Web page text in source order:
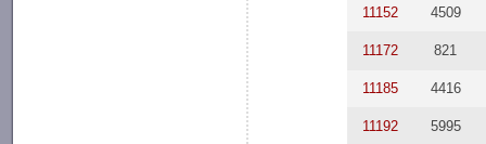
11152 4509
11172 821
11185 4416
11192 5995